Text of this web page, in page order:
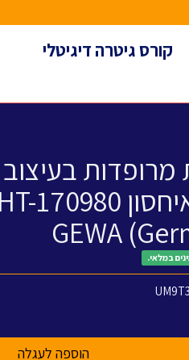
קורס גיטרה דיגיטלי
מרופדות
GEWA